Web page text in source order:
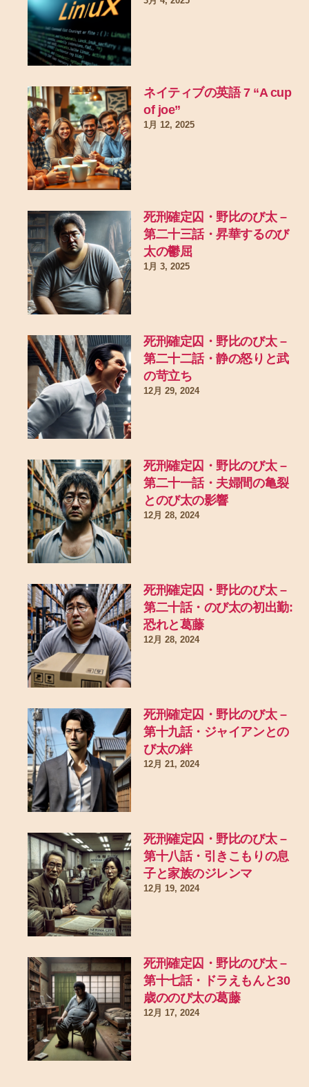
ネイティブの英語 7 “A cup
of joe”
1月 12, 2025
死刑確定囚・野比のび太 –
第二十三話・昇華するのび
太の鬱屈
1月 3, 2025
死刑確定囚・野比のび太 –
第二十二話・静の怒りと武
の苛立ち
12月 29, 2024
死刑確定囚・野比のび太 –
第二十一話・夫婦間の亀裂
とのび太の影響
12月 28, 2024
死刑確定囚・野比のび太 –
第二十話・のび太の初出勤:
恐れと葛藤
12月 28, 2024
死刑確定囚・野比のび太 –
第十九話・ジャイアンとの
び太の絆
12月 21, 2024
死刑確定囚・野比のび太 –
第十八話・引きこもりの息
子と家族のジレンマ
12月 19, 2024
死刑確定囚・野比のび太 –
第十七話・ドラえもんと30
歳ののび太の葛藤
12月 17, 2024